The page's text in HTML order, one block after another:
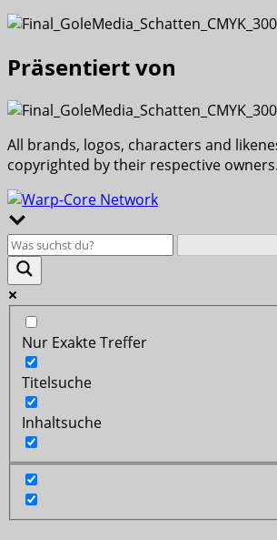
Präsentiert von
All brands, logos, characters and
copyrighted by their respective owners.
Nur Exakte Treffer
Titelsuche
Inhaltsuche